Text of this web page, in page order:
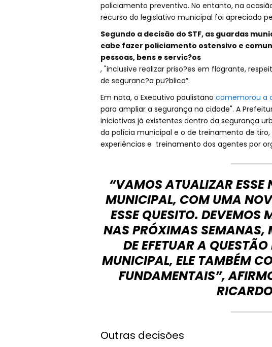
policiamento preventivo. No entanto, na
recurso do legislativo municipal foi apreciado
Segundo a decisão do STF, as guardas
cabe fazer policiamento ostensivo e
pessoas, bens e servic?os
, "inclusive realizar priso?es em flagrante,
de seguranc?a pu?blica”.
Em nota, o Executivo paulistano comemorou a
para ampliar a segurança na cidade". A
iniciativas já existentes dentro da segurança
da polícia municipal e o de treinamento de
experiências e treinamento dos agentes por
“VAMOS ATUALIZAR ESSE
MUNICIPAL, COM UMA
ESSE QUESITO.
NAS PRÓXIMAS SEMANAS,
DE EFETUAR A
MUNICIPAL, ELE TAMBÉM
FUNDAMENTAIS”,
Outras decisões